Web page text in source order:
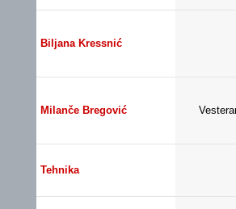
Biljana Kressnić
Milanče Bregović
Tehnika